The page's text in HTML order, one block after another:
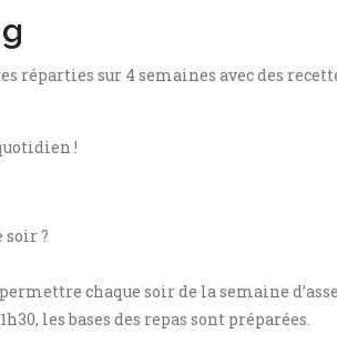
réparties sur 4 semaines avec des
!
soir ?
chaque soir de la semaine
les bases des repas sont préparées.